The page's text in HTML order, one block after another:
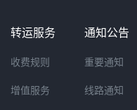
转运服务
收费规则
增值服务
通知公告
重要通知
线路通知